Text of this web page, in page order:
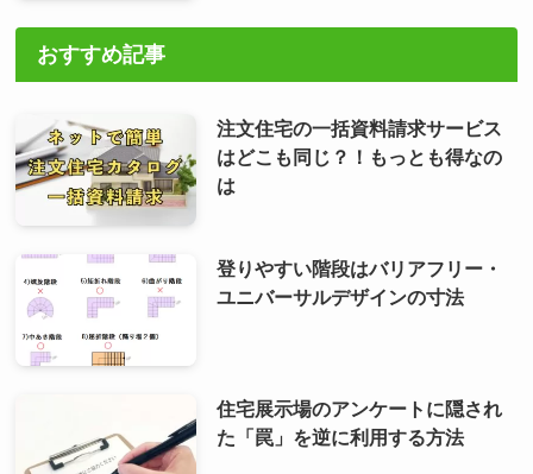
おすすめ記事
注文住宅の一括資料請求サービス
はどこも同じ？！もっとも得なの
は
登りやすい階段はバリアフリー・
ユニバーサルデザインの寸法
住宅展示場のアンケートに隠され
た「罠」を逆に利用する方法